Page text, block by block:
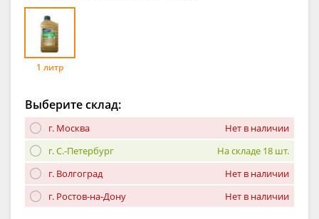
1 литр
Выберите склад:
г. Москва
Нет в наличии
г. С.-Петербург
На складе 18 шт.
г. Волгоград
Нет в наличии
г. Ростов-на-Дону
Нет в наличии